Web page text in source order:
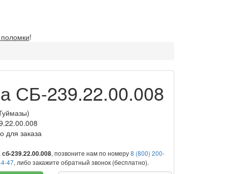
!
СБ-239.22.00.008
для заказа
239.22.00.008, позвоните нам по номеру8 (800) 200-
47, либо закажите обратный звонок (бесплатно).